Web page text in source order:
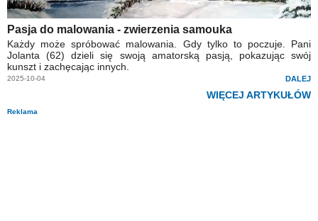
Pasja do malowania - zwierzenia samouka
Każdy może spróbować malowania. Gdy tylko to poczuje. Pani
Jolanta (62) dzieli się swoją amatorską pasją, pokazując swój
kunszt i zachęcając innych.
2025-10-04 DALEJ
WIĘCEJ ARTYKUŁÓW
Reklama